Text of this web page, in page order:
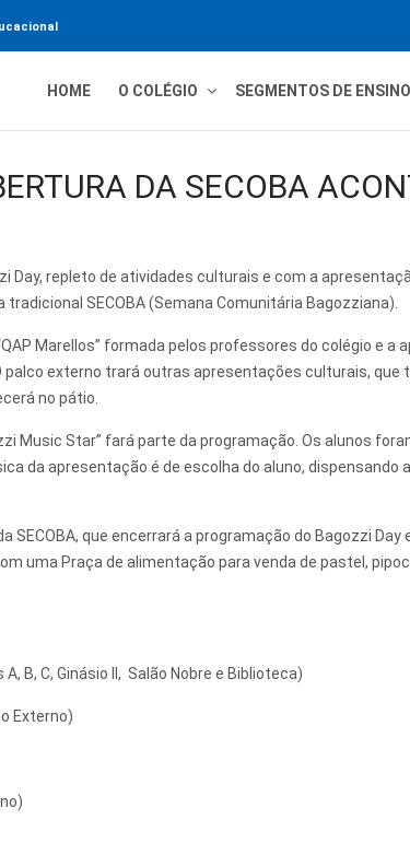
HOME O COLÉGIO SEGMENTOS DE ENSINO
DA SECOBA
Day, repleto de atividades culturais e com a
SECOBA (Semana Comunitária Bagozziana).
Marellos” formada pelos professores do colégio e
O palco externo trará outras apresentações culturais,
no pátio.
Music Star” fará parte da programação. Os alunos
da apresentação é de escolha do aluno,
SECOBA, que encerrará a programação do Bagozzi
uma Praça de alimentação para venda de pastel,
B, C, Ginásio II, Salão Nobre e Biblioteca)
Externo)